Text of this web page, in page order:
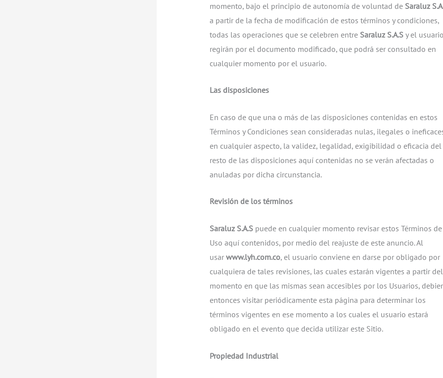
momento, bajo el principio de autonomía de voluntad de Saraluz
a partir de la fecha de modificación de estos términos y condiciones,
todas las operaciones que se celebren entre Saraluz S.A.Sy el
regirán por el documento modificado, que podrá ser consultado en
cualquier momento por el usuario.
Las disposiciones
En caso de que una o más de las disposiciones contenidas en estos
Términos y Condiciones sean consideradas nulas, ilegales o
en cualquier aspecto, la validez, legalidad, exigibilidad o eficacia del
resto de las disposiciones aquí contenidas no se verán afectadas o
anuladas por dicha circunstancia.
Revisión de los términos
Saraluz S.A.Spuede en cualquier momento revisar estos Términos de
Uso aquí contenidos, por medio del reajuste de este anuncio. Al
usar www.lyh.com.co, el usuario conviene en darse por obligado por
cualquiera de tales revisiones, las cuales estarán vigentes a partir del
momento en que las mismas sean accesibles por los Usuarios,
entonces visitar periódicamente esta página para determinar los
términos vigentes en ese momento a los cuales el usuario estará
obligado en el evento que decida utilizar este Sitio.
Propiedad Industrial